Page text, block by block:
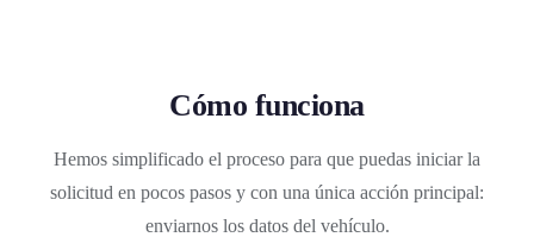
Cómo funciona
Hemos simplificado el proceso para que puedas iniciar la
solicitud en pocos pasos y con una única acción principal:
enviarnos los datos del vehículo.